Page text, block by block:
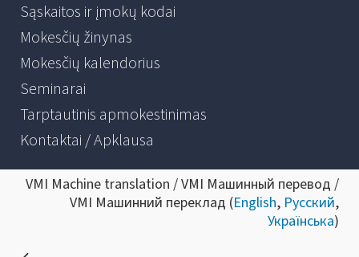
Sąskaitos ir įmokų kodai
Mokesčių žinynas
Mokesčių kalendorius
Seminarai
Tarptautinis apmokestinimas
Kontaktai / Apklausa
VMI Machine translation / VMI Машинный перевод /
VMI Машинний переклад (English, Русский,
Українська)